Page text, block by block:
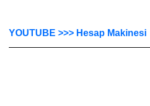
YOUTUBE >>> Hesap Makinesi